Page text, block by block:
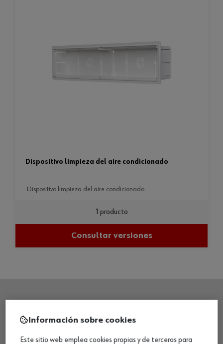
dispositivo limpieza del aire condicionado
dispositivo limpieza del aire condicionado
1 producto
Consultar versiones
SEDE CENTRAL
Información sobre cookies
Este sitio web emplea cookies propias y de terceros para